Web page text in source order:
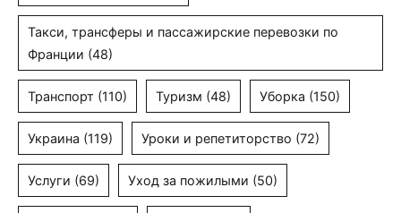
Такси, трансферы и пассажирские перевозки по
Франции (48)
Транспорт (110) Туризм (48) Уборка (150)
Украина (119) Уроки и репетиторство (72)
Услуги (69) Уход за пожилыми (50)